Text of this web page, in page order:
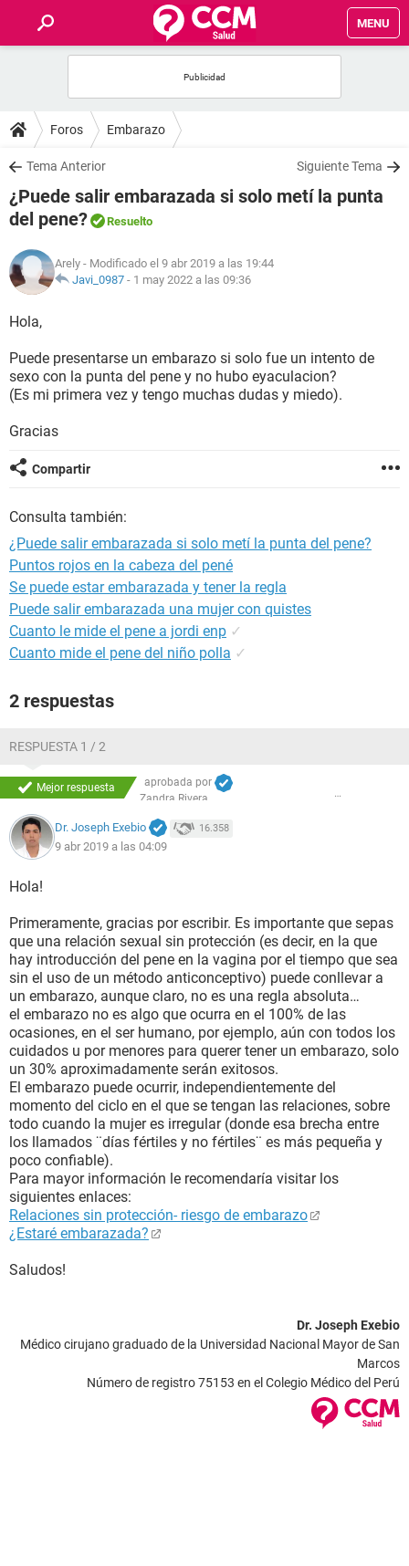
MENU
FOROS
SALUD
FAMILIA
NUTRICIÓN
SEXUALIDAD
GLOSARIO
Foros Embarazo
Tema Anterior Siguiente Tema
¿Puede salir embarazada si solo metí la punta
del pene?
Resuelto
Arely - Modificado el 9 abr 2019 a las 19:44
Javi_0987 - 1 may 2022 a las 09:36
Hola,
Puede presentarse un embarazo si solo fue un intento de
sexo con la punta del pene y no hubo eyaculacion?
(Es mi primera vez y tengo muchas dudas y miedo).
Gracias
Compartir
Consulta también:
¿Puede salir embarazada si solo metí la punta del pene?
Puntos rojos en la cabeza del pené
Se puede estar embarazada y tener la regla
Puede salir embarazada una mujer con quistes
Cuanto le mide el pene a jordi enp ✓
Cuanto mide el pene del niño polla ✓
2 respuestas
RESPUESTA 1 / 2
Mejor respuesta
aprobada por
Zandra Rivera
Dr. Joseph Exebio 16.358
9 abr 2019 a las 04:09
Hola!
Primeramente, gracias por escribir. Es importante que sepas
que una relación sexual sin protección (es decir, en la que
hay introducción del pene en la vagina por el tiempo que sea
sin el uso de un método anticonceptivo) puede conllevar a
un embarazo, aunque claro, no es una regla absoluta…
el embarazo no es algo que ocurra en el 100% de las
ocasiones, en el ser humano, por ejemplo, aún con todos los
cuidados u por menores para querer tener un embarazo, solo
un 30% aproximadamente serán exitosos.
El embarazo puede ocurrir, independientemente del
momento del ciclo en el que se tengan las relaciones, sobre
todo cuando la mujer es irregular (donde esa brecha entre
los llamados ¨días fértiles y no fértiles¨ es más pequeña y
poco confiable).
Para mayor información le recomendaría visitar los
siguientes enlaces:
Relaciones sin protección- riesgo de embarazo
¿Estaré embarazada?
Saludos!
Dr. Joseph Exebio
Médico cirujano graduado de la Universidad Nacional Mayor de San
Marcos
Número de registro 75153 en el Colegio Médico del Perú